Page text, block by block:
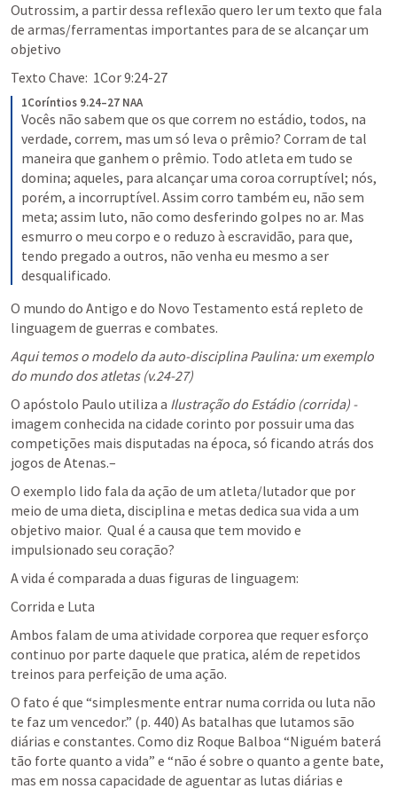
Outrossim, a partir dessa reflexão quero ler um texto que fala
de armas/ferramentas importantes para de se alcançar um
objetivo
Texto Chave: 1Cor 9:24-27
1Coríntios 9.24–27 NAA
Vocês não sabem que os que correm no estádio, todos, na
verdade, correm, mas um só leva o prêmio? Corram de tal
maneira que ganhem o prêmio. Todo atleta em tudo se
domina; aqueles, para alcançar uma coroa corruptível; nós,
porém, a incorruptível. Assim corro também eu, não sem
meta; assim luto, não como desferindo golpes no ar. Mas
esmurro o meu corpo e o reduzo à escravidão, para que,
tendo pregado a outros, não venha eu mesmo a ser
desqualificado.
O mundo do Antigo e do Novo Testamento está repleto de
linguagem de guerras e combates.
Aqui temos o modelo da auto-disciplina Paulina: um exemplo
do mundo dos atletas (v.24-27)
O apóstolo Paulo utiliza a
Ilustração do Estádio (corrida) -
imagem conhecida na cidade corinto por possuir uma das
competições mais disputadas na época, só ficando atrás dos
jogos de Atenas.–
O exemplo lido fala da ação de um atleta/lutador que por
meio de uma dieta, disciplina e metas dedica sua vida a um
objetivo maior.  Qual é a causa que tem movido e
impulsionado seu coração?
A vida é comparada a duas figuras de linguagem:
Corrida e Luta
Ambos falam de uma atividade corporea que requer esforço
continuo por parte daquele que pratica, além de repetidos
treinos para perfeição de uma ação.
O fato é que “simplesmente entrar numa corrida ou luta não
te faz um vencedor.” (p. 440) As batalhas que lutamos são
diárias e constantes. Como diz Roque Balboa “Niguém baterá
tão forte quanto a vida” e “não é sobre o quanto a gente bate,
mas em nossa capacidade de aguentar as lutas diárias e